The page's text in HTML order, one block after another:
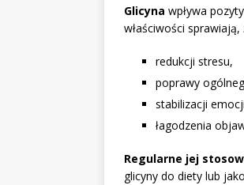
Glicyna wpływa
właściwości
redukcji stresu,
poprawy
stabilizacji
łagodzenia
Regularne jej
glicyny do diety lub